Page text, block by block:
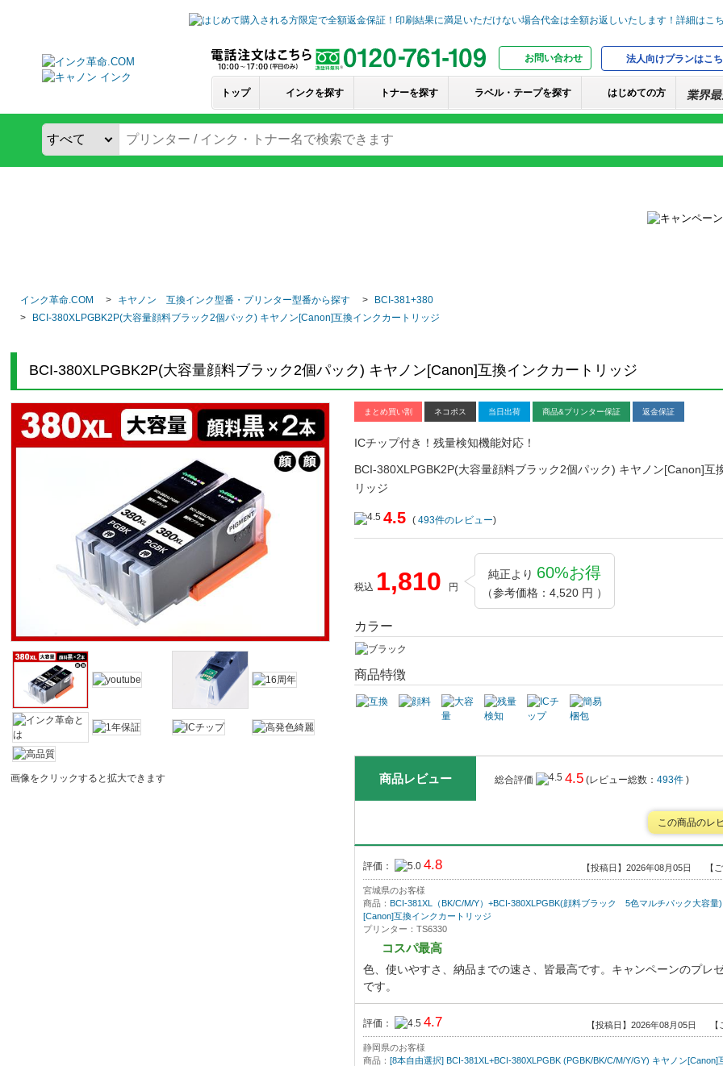
お問い合わせ 法人向けプランはこ
トップ インクを探す トナーを探す ラベル・テープを探す はじめての方
インク革命.COM キヤノン 互換インク型番・プリンター型番から探す
BCI-381+380
BCI-380XLPGBK2P(大容量顔料ブラック2個パック) キヤノン[Canon]互換インクカートリッジ
BCI-380XLPGBK2P(大容量顔料ブラック2個パック) キヤノン[Canon]互換インクカートリッジ
画像をクリックすると拡大できます
まとめ買い割 ネコポス 当日出荷 商品&プリンター保証 返金保証
ICチップ付き！残量検知機能対応！
BCI-380XLPGBK2P(大容量顔料ブラック2個パック) キヤノン[Canon]互
リッジ
4.5 ( 493件のレビュー)
税込 1,810 円
純正より 60%お得
（参考価格：4,520 円 ）
カラー
商品特徴
商品レビュー 総合評価 4.5 (レビュー総数： 493件 )
この商品のレ
評価： 4.8 【
【投稿日】2026年08月05日
宮城県のお客様
商品： BCI-381XL（BK/C/M/Y）+BCI-380XLPGBK(顔料ブラック 5色マルチパック大容量
[Canon]互換インクカートリッジ
プリンター：TS6330
コスパ最高
色、使いやすさ、納品までの速さ、皆最高です。キャンペーンのプレ
です。
評価： 4.7 【投稿日】2026年08月05日
静岡県のお客様
商品： [8本自由選択] BCI-381XL+BCI-380XLPGBK (PGBK/BK/C/M/Y/GY) キヤノン[Canon]